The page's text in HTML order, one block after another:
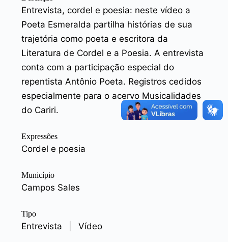
Entrevista, cordel e poesia: neste vídeo a
Poeta Esmeralda partilha histórias de sua
trajetória como poeta e escritora da
Literatura de Cordel e a Poesia. A entrevista
conta com a participação especial do
repentista Antônio Poeta. Registros cedidos
especialmente para o acervo Musicalidades
do Cariri.
Expressões
Cordel e poesia
Município
Campos Sales
Tipo
Entrevista Vídeo